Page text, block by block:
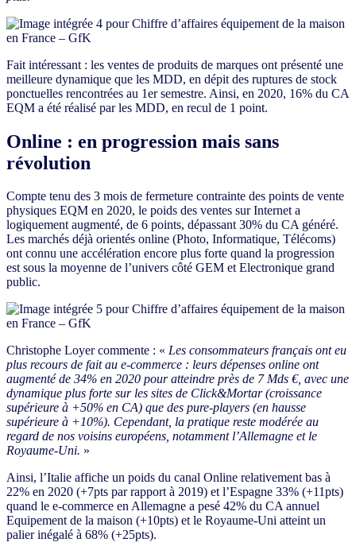
Fait intéressant : les ventes de produits de marques ont présenté une
meilleure dynamique que les MDD, en dépit des ruptures de stock
ponctuelles rencontrées au 1er semestre. Ainsi, en 2020, 16% du CA
EQM a été réalisé par les MDD, en recul de 1 point.
Online : en progression mais sans
révolution
Compte tenu des 3 mois de fermeture contrainte des points de vente
physiques EQM en 2020, le poids des ventes sur Internet a
logiquement augmenté, de 6 points, dépassant 30% du CA généré.
Les marchés déjà orientés online (Photo, Informatique, Télécoms)
ont connu une accélération encore plus forte quand la progression
est sous la moyenne de l’univers côté GEM et Electronique grand
public.
Christophe Loyer commente : « Les consommateurs français ont eu
plus recours de fait au e-commerce : leurs dépenses online ont
augmenté de 34% en 2020 pour atteindre près de 7 Mds €, avec une
dynamique plus forte sur les sites de Click&Mortar (croissance
supérieure à +50% en CA) que des pure-players (en hausse
supérieure à +10%). Cependant, la pratique reste modérée au
regard de nos voisins européens, notamment l’Allemagne et le
Royaume-Uni. »
Ainsi, l’Italie affiche un poids du canal Online relativement bas à
22% en 2020 (+7pts par rapport à 2019) et l’Espagne 33% (+11pts)
quand le e-commerce en Allemagne a pesé 42% du CA annuel
Equipement de la maison (+10pts) et le Royaume-Uni atteint un
palier inégalé à 68% (+25pts).